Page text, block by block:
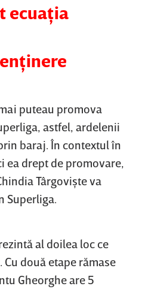
ecuaţia
puteau promova
astfel, ardelenii
baraj. În contextul în
ea drept de promovare,
Târgovişte va
al doilea loc ce
două etape rămase
Gheorghe are 5